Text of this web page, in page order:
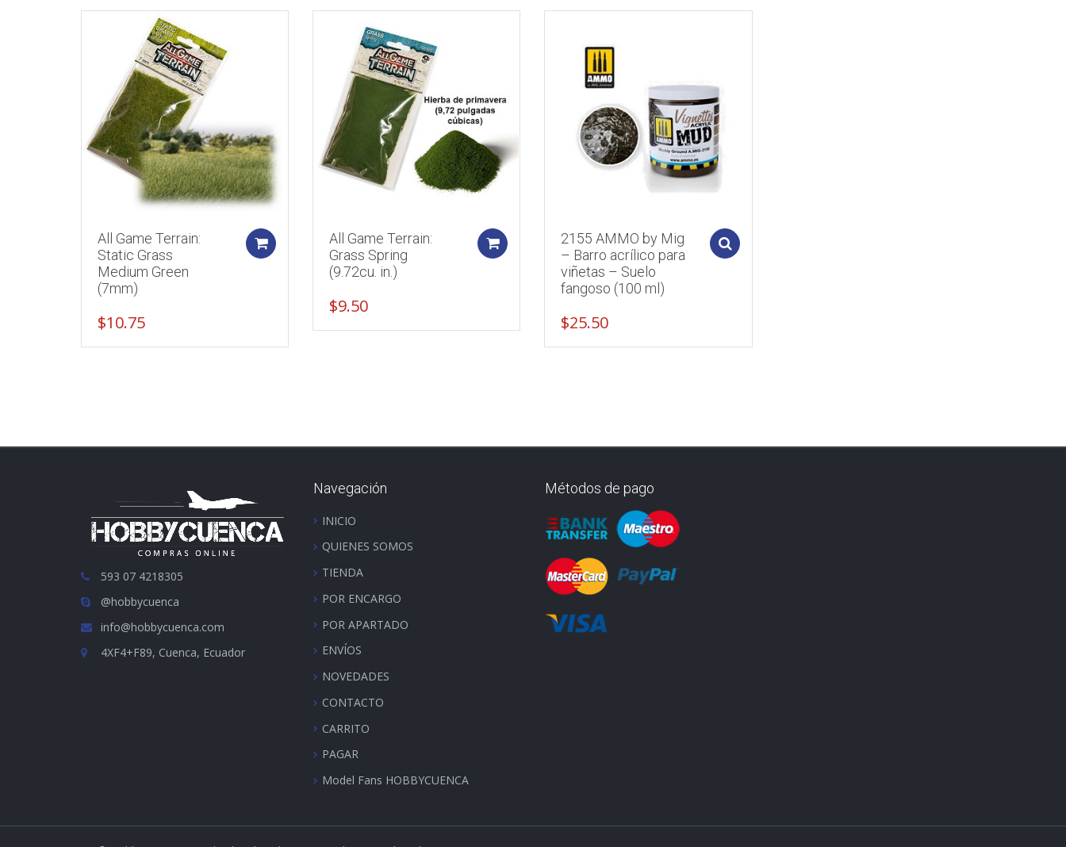
All Game Terrain:
Static Grass
Medium Green
(7mm)
$10.75
Add to cartAll Game Terrain:
Grass Spring
(9.72cu. in.)
$9.50
Add to cart2155 AMMO by Mig
– Barro acrílico para
viñetas – Suelo
fangoso (100 ml)
$25.50
593 07 4218305
@hobbycuenca
info@hobbycuenca.com
4XF4+F89, Cuenca, Ecuador
Navegación
INICIO
QUIENES SOMOS
TIENDA
POR ENCARGO
POR APARTADO
ENVÍOS
NOVEDADES
CONTACTO
CARRITO
PAGAR
Model Fans HOBBYCUENCA
Métodos de pago